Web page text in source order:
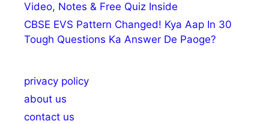
Video, Notes & Free Quiz Inside
CBSE EVS Pattern Changed! Kya Aap In 30
Tough Questions Ka Answer De Paoge?
privacy policy
about us
contact us